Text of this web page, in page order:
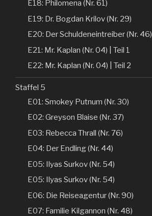
E18: Philomena (Nr. 61)
E19: Dr. Bogdan Krilov (Nr. 29)
E20: Der Schuldeneintreiber (Nr. 46)
E21: Mr. Kaplan (Nr. 04) | Teil 1
E22: Mr. Kaplan (Nr. 04) | Teil 2
Staffel 5
E01: Smokey Putnum (Nr. 30)
E02: Greyson Blaise (Nr. 37)
E03: Rebecca Thrall (Nr. 76)
E04: Der Endling (Nr. 44)
E05: Ilyas Surkov (Nr. 54)
E05: Ilyas Surkov (Nr. 54)
E06: Die Reiseagentur (Nr. 90)
E07: Familie Kilgannon (Nr. 48)